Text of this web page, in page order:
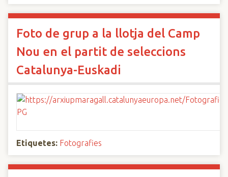
Foto de grup a la llotja del Camp
Nou en el partit de seleccions
Catalunya-Euskadi
Etiquetes: Fotografies